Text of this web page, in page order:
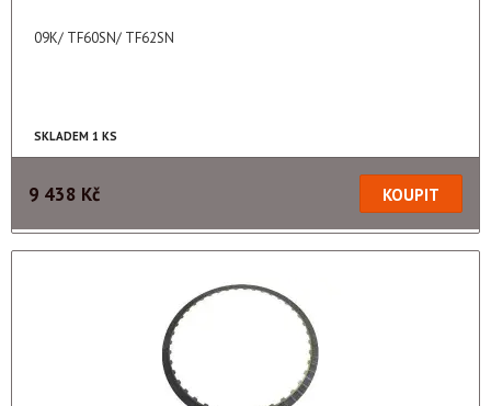
09K/ TF60SN/ TF62SN
SKLADEM 1 KS
9 438 Kč